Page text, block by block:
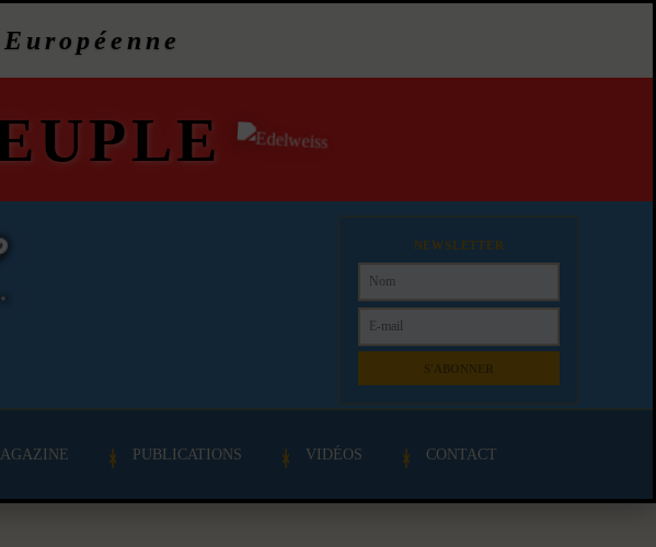
NEWSLETTER
PUBLICATIONS VIDÉOS CONTACT